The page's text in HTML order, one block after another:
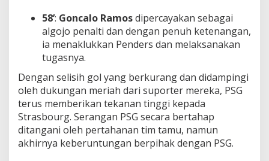
58’: Goncalo Ramosdipercayakan sebagai
algojo penalti dan dengan penuh ketenangan,
ia menaklukkan Penders dan melaksanakan
tugasnya.
Dengan selisih gol yang berkurang dan didampingi
oleh dukungan meriah dari suporter mereka, PSG
terus memberikan tekanan tinggi kepada
Strasbourg. Serangan PSG secara bertahap
ditangani oleh pertahanan tim tamu, namun
akhirnya keberuntungan berpihak dengan PSG.